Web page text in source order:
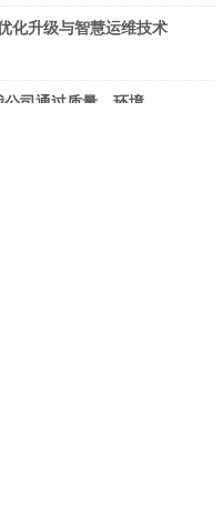
化升级与智慧运维技术
公司通过质量、环境